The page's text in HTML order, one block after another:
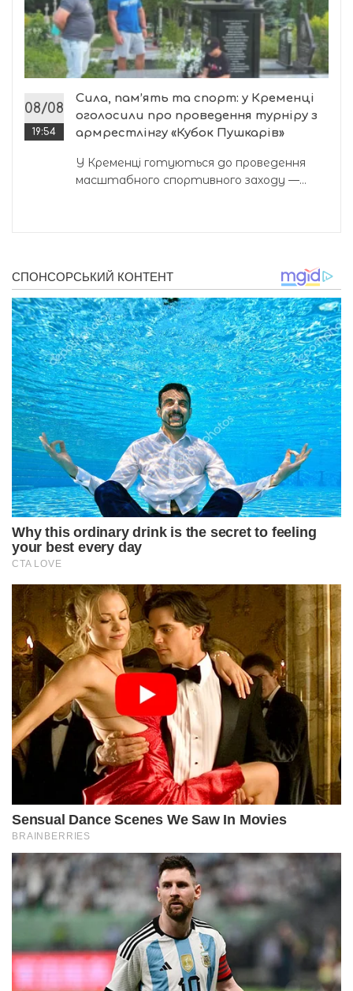
08/08
19:54
Сила, пам’ять та спорт: у Кременці
оголосили про проведення турніру з
армрестлінгу «Кубок Пушкарів»
У Кременці готуються до проведення
масштабного спортивного заходу —...